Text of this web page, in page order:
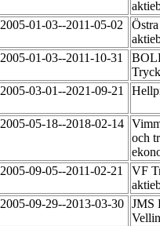
2005-01-03--2011-05-02
2005-01-03--2011-10-31
2005-03-01--2021-09-21
2005-05-18--2018-02-14
och
2005-09-05--2011-02-21
VF
2005-09-29--2013-03-30 JMS